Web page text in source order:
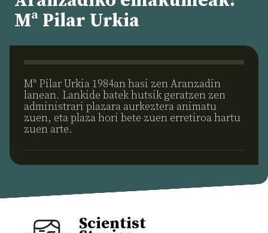
Mª Pilar Urkia
Mª Pilar Urkia 1984an hasi zen Aranzadin
lanean. Lankide batek hutsik geratzen zen
administrari plazara aurkeztera animatu
zuen, eta plaza hori bete zuen erretiroa hartu
zuen arte.
Scientist